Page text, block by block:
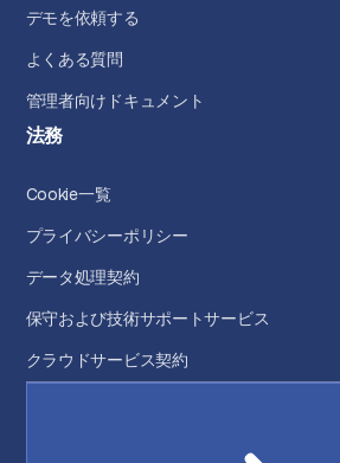
デモを依頼する
よくある質問
管理者向けドキュメント
法務
Cookie一覧
プライバシーポリシー
データ処理契約
保守および技術サポートサービス
クラウドサービス契約